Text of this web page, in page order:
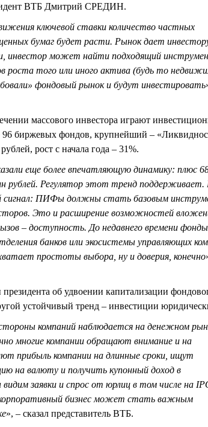
ВТБ Дмитрий СРЕДИН.
ключевой ставки количество частных
бумаг будет расти. Рынок дает
инвестор может найти подходящий
роста того или иного актива (будь то
фондовый рынок и будут инвестировать
массового инвестора играют
биржевых фондов, крупнейший –
рост с начала года – 31%.
еще более впечатляющую динамику: плюс
рублей. Регулятор этот тренд поддерживает.
сигнал: ПИФы должны стать базовым
Это и расширение возможностей
– доступность. До недавнего времени фонды
банков или экосистемы управляющих
простоты выбора, ну и доверия, конечно
об удвоении капитализации
устойчивый тренд – инвестиции
компаний наблюдается на денежном
многие компании обращают внимание и на
прибыль компании на длинные сроки, ищут
на валюту и получить купонный доход в
заявки и спрос от юрлиц в том числе на
бизнес может стать важным
», – сказал представитель ВТБ.